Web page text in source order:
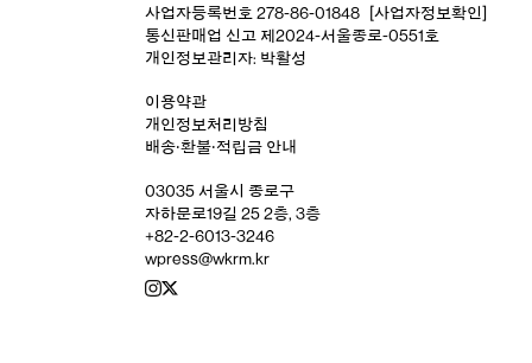
사업자등록번호 278-86-01848
[사업자정보확인]
통신판매업 신고 제2024-서울종로-0551호
개인정보관리자: 박활성
이용약관
개인정보처리방침
배송‧환불‧적립금 안내
03035 서울시 종로구
자하문로19길 25 2층, 3층
+82-2-6013-3246
wpress@wkrm.kr